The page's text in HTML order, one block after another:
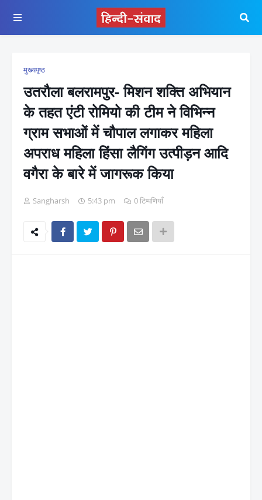
मुख्यपृष्ठ
उतरौला बलरामपुर- मिशन शक्ति अभियान
के तहत एंटी रोमियो की टीम ने विभिन्न
ग्राम सभाओं में चौपाल लगाकर महिला
अपराध महिला हिंसा लैगिंग उत्पीड़न आदि
वगैरा के बारे में जागरूक किया
Sangharsh 5:43 pm 0 टिप्पणियाँ